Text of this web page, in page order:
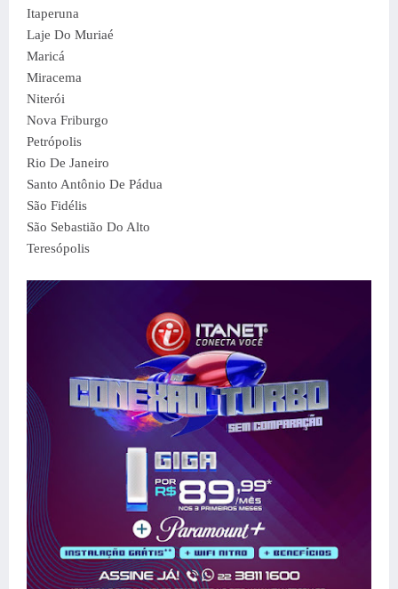
Itaperuna
Laje Do Muriaé
Maricá
Miracema
Niterói
Nova Friburgo
Petrópolis
Rio De Janeiro
Santo Antônio De Pádua
São Fidélis
São Sebastião Do Alto
Teresópolis